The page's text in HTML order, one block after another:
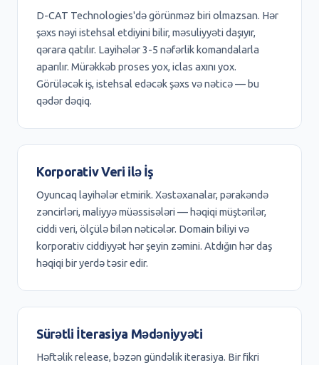
D-CAT Technologies'də görünməz biri olmazsan. Hər
şəxs nəyi istehsal etdiyini bilir, məsuliyyəti daşıyır,
qərara qatılır. Layihələr 3-5 nəfərlik komandalarla
aparılır. Mürəkkəb proses yox, iclas axını yox.
Görüləcək iş, istehsal edəcək şəxs və nəticə — bu
qədər dəqiq.
Korporativ Veri ilə İş
Oyuncaq layihələr etmirik. Xəstəxanalar, pərakəndə
zəncirləri, maliyyə müəssisələri — həqiqi müştərilər,
ciddi veri, ölçülə bilən nəticələr. Domain biliyi və
korporativ ciddiyyət hər şeyin zəmini. Atdığın hər daş
həqiqi bir yerdə təsir edir.
Sürətli İterasiya Mədəniyyəti
Həftəlik release, bəzən gündəlik iterasiya. Bir fikri